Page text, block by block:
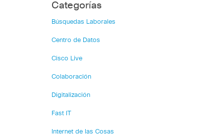
Categorías
Búsquedas Laborales
Centro de Datos
Cisco Live
Colaboración
Digitalización
Fast IT
Internet de las Cosas